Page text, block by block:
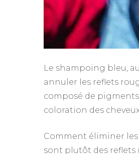
Le shampoing bleu,
annuler les reflets
composé de
coloration des
Comment éliminer les
sont plutôt des reflets